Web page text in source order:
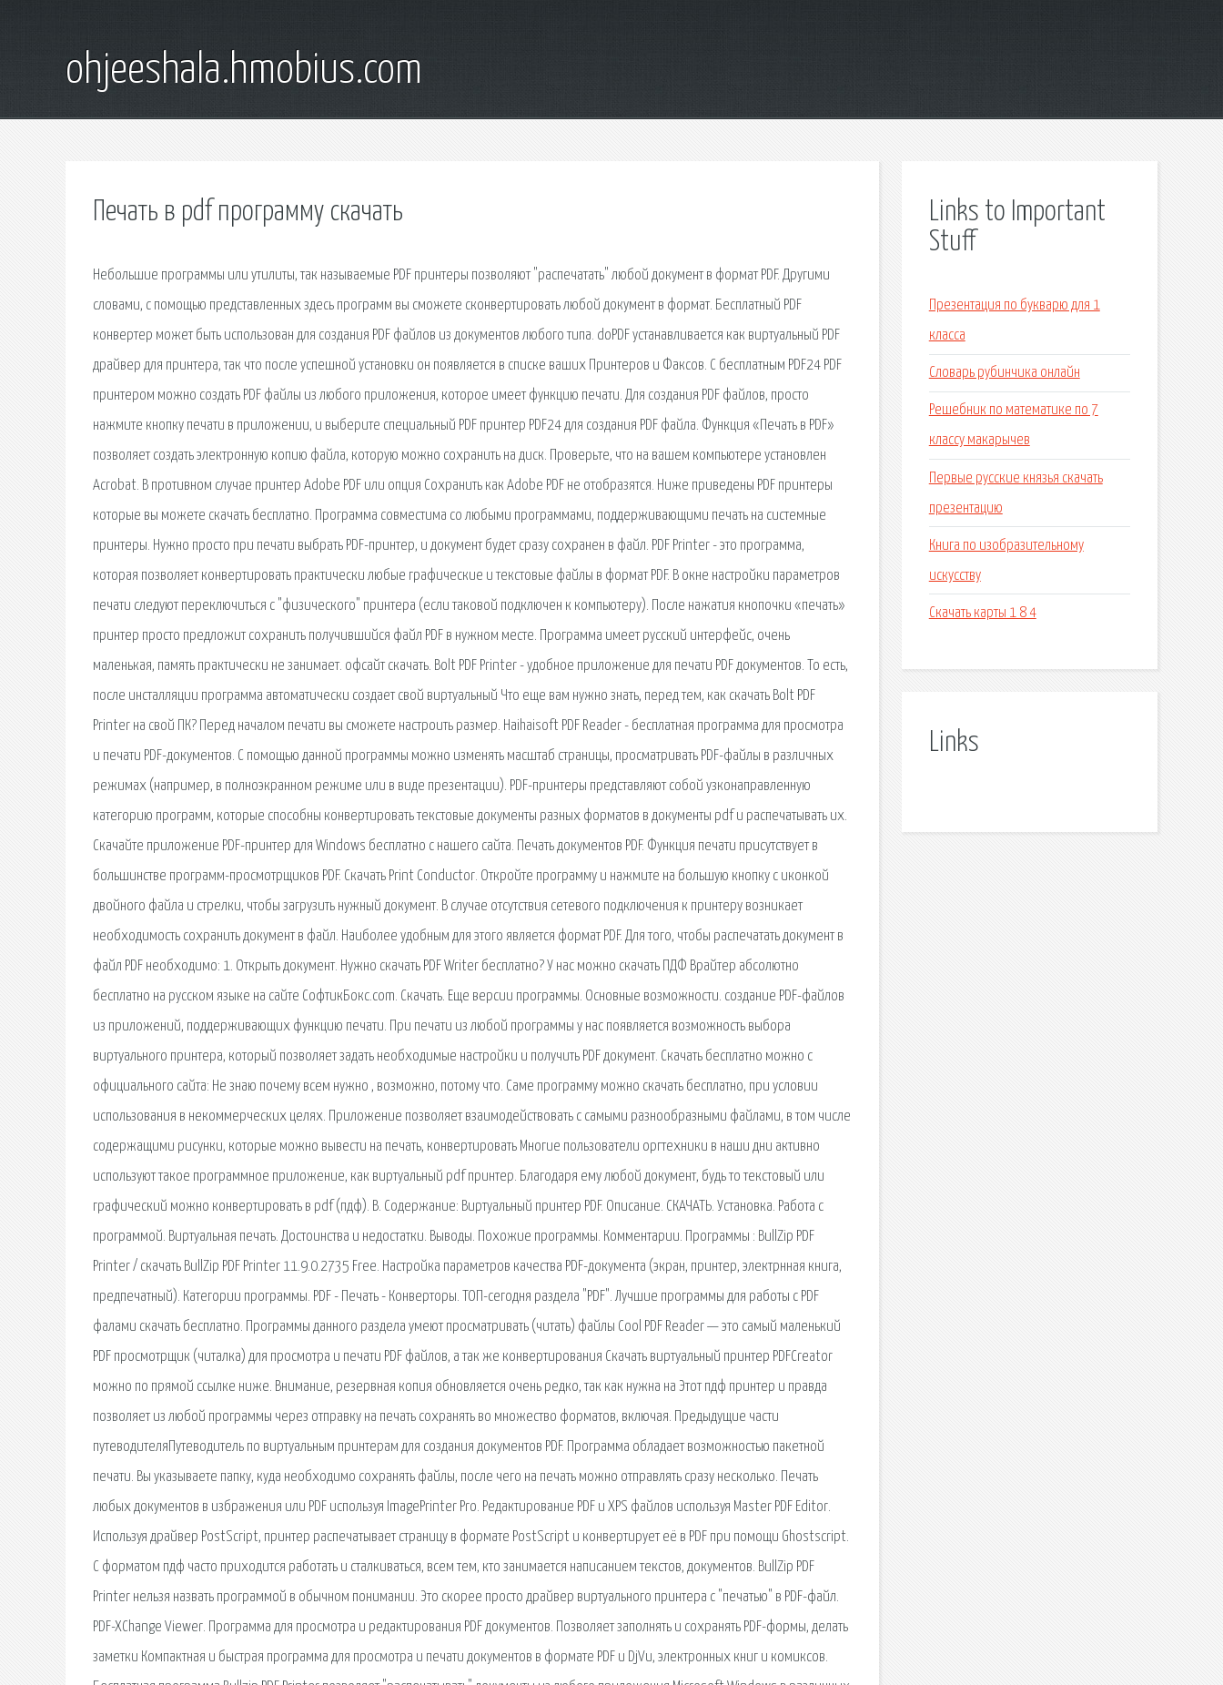
ohjeeshala.hmobius.com
Печать в pdf программу скачать
Небольшие программы или утилиты, так называемые PDF принтеры позволяют "распечатать" любой документ в формат PDF. Другими
словами, с помощью представленных здесь программ вы сможете сконвертировать любой документ в формат. Бесплатный PDF
конвертер может быть использован для создания PDF файлов из документов любого типа. doPDF устанавливается как виртуальный PDF
драйвер для принтера, так что после успешной установки он появляется в списке ваших Принтеров и Факсов. С бесплатным PDF24 PDF
принтером можно создать PDF файлы из любого приложения, которое имеет функцию печати. Для создания PDF файлов, просто
нажмите кнопку печати в приложении, и выберите специальный PDF принтер PDF24 для создания PDF файла. Функция «Печать в PDF»
позволяет создать электронную копию файла, которую можно сохранить на диск. Проверьте, что на вашем компьютере установлен
Acrobat. В противном случае принтер Adobe PDF или опция Сохранить как Adobe PDF не отобразятся. Ниже приведены PDF принтеры
которые вы можете скачать бесплатно. Программа совместима со любыми программами, поддерживающими печать на системные
принтеры. Нужно просто при печати выбрать PDF-принтер, и документ будет сразу сохранен в файл. PDF Printer - это программа,
которая позволяет конвертировать практически любые графические и текстовые файлы в формат PDF. В окне настройки параметров
печати следуют переключиться с "физического" принтера (если таковой подключен к компьютеру). После нажатия кнопочки «печать»
принтер просто предложит сохранить получившийся файл PDF в нужном месте. Программа имеет русский интерфейс, очень
маленькая, память практически не занимает. офсайт скачать. Bolt PDF Printer - удобное приложение для печати PDF документов. То есть,
после инсталляции программа автоматически создает свой виртуальный Что еще вам нужно знать, перед тем, как скачать Bolt PDF
Printer на свой ПК? Перед началом печати вы сможете настроить размер. Haihaisoft PDF Reader - бесплатная программа для просмотра
и печати PDF-документов. С помощью данной программы можно изменять масштаб страницы, просматривать PDF-файлы в различных
режимах (например, в полноэкранном режиме или в виде презентации). PDF-принтеры представляют собой узконаправленную
категорию программ, которые способны конвертировать текстовые документы разных форматов в документы pdf и распечатывать их.
Скачайте приложение PDF-принтер для Windows бесплатно с нашего сайта. Печать документов PDF. Функция печати присутствует в
большинстве программ-просмотрщиков PDF. Скачать Print Conductor. Откройте программу и нажмите на большую кнопку с иконкой
двойного файла и стрелки, чтобы загрузить нужный документ. В случае отсутствия сетевого подключения к принтеру возникает
необходимость сохранить документ в файл. Наиболее удобным для этого является формат PDF. Для того, чтобы распечатать документ в
файл PDF необходимо: 1. Открыть документ. Нужно скачать PDF Writer бесплатно? У нас можно скачать ПДФ Врайтер абсолютно
бесплатно на русском языке на сайте СофтикБокс.com. Скачать. Еще версии программы. Основные возможности. создание PDF-файлов
из приложений, поддерживающих функцию печати. При печати из любой программы у нас появляется возможность выбора
виртуального принтера, который позволяет задать необходимые настройки и получить PDF документ. Скачать бесплатно можно с
официального сайта: Не знаю почему всем нужно , возможно, потому что. Самe программу можно скачать бесплатно, при условии
использования в некоммерческих целях. Приложение позволяет взаимодействовать с самыми разнообразными файлами, в том числе
содержащими рисунки, которые можно вывести на печать, конвертировать Многие пользователи оргтехники в наши дни активно
используют такое программное приложение, как виртуальный pdf принтер. Благодаря ему любой документ, будь то текстовый или
графический можно конвертировать в pdf (пдф). B. Содержание: Виртуальный принтер PDF. Описание. СКАЧАТЬ. Установка. Работа с
программой. Виртуальная печать. Достоинства и недостатки. Выводы. Похожие программы. Комментарии. Программы : BullZip PDF
Printer / скачать BullZip PDF Printer 11.9.0.2735 Free. Настройка параметров качества PDF-документа (экран, принтер, электрнная книга,
предпечатный). Категории программы. PDF - Печать - Конверторы. ТОП-сегодня раздела "PDF". Лучшие программы для работы с PDF
фалами скачать бесплатно. Программы данного раздела умеют просматривать (читать) файлы Cool PDF Reader — это самый маленький
PDF просмотрщик (читалка) для просмотра и печати PDF файлов, а так же конвертирования Скачать виртуальный принтер PDFCreator
можно по прямой ссылке ниже. Внимание, резервная копия обновляется очень редко, так как нужна на Этот пдф принтер и правда
позволяет из любой программы через отправку на печать сохранять во множество форматов, включая. Предыдущие части
путеводителяПутеводитель по виртуальным принтерам для создания документов PDF. Программа обладает возможностью пакетной
печати. Вы указываете папку, куда необходимо сохранять файлы, после чего на печать можно отправлять сразу несколько. Печать
любых документов в избражения или PDF используя ImagePrinter Pro. Редактирование PDF и XPS файлов используя Master PDF Editor.
Используя драйвер PostScript, принтер распечатывает страницу в формате PostScript и конвертирует её в PDF при помощи Ghostscript.
С форматом пдф часто приходится работать и сталкиваться, всем тем, кто занимается написанием текстов, документов. BullZip PDF
Printer нельзя назвать программой в обычном понимании. Это скорее просто драйвер виртуального принтера с "печатью" в PDF-файл.
PDF-XChange Viewer. Программа для просмотра и редактирования PDF документов. Позволяет заполнять и сохранять PDF-формы, делать
заметки Компактная и быстрая программа для просмотра и печати документов в формате PDF и DjVu, электронных книг и комиксов.
Links to Important
Stuff
Презентация по букварю для 1
класса
Словарь рубинчика онлайн
Решебник по математике по 7
классу макарычев
Первые русские князья скачать
презентацию
Книга по изобразительному
искусству
Скачать карты 1 8 4
Links